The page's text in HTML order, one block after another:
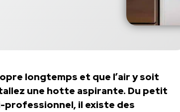
longtemps et que l’air y soit
une hotte aspirante. Du petit
professionnel, il existe des